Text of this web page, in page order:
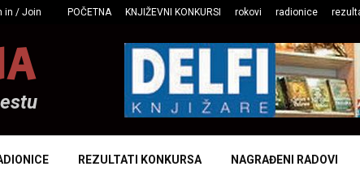
in / Join POČETNA KNJIŽEVNI KONKURSI rokovi radionice
REZULTATI KONKURSA NAGRAĐENI RADOVI